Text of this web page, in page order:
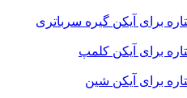
گیره سرباتری
کلمپ
شین